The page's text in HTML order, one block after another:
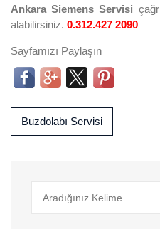
Ankara Siemens Servisi
alabilirsiniz. 0.312.427 2090
Sayfamızı Paylaşın
Buzdolabı Servisi